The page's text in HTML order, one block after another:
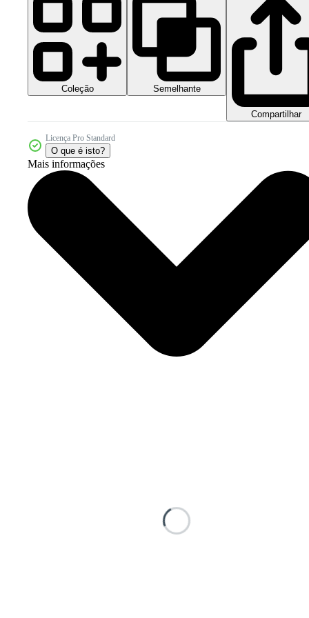
Coleção Semelhante
Compartilhar
Licença Pro Standard
O que é isto?
Mais informações